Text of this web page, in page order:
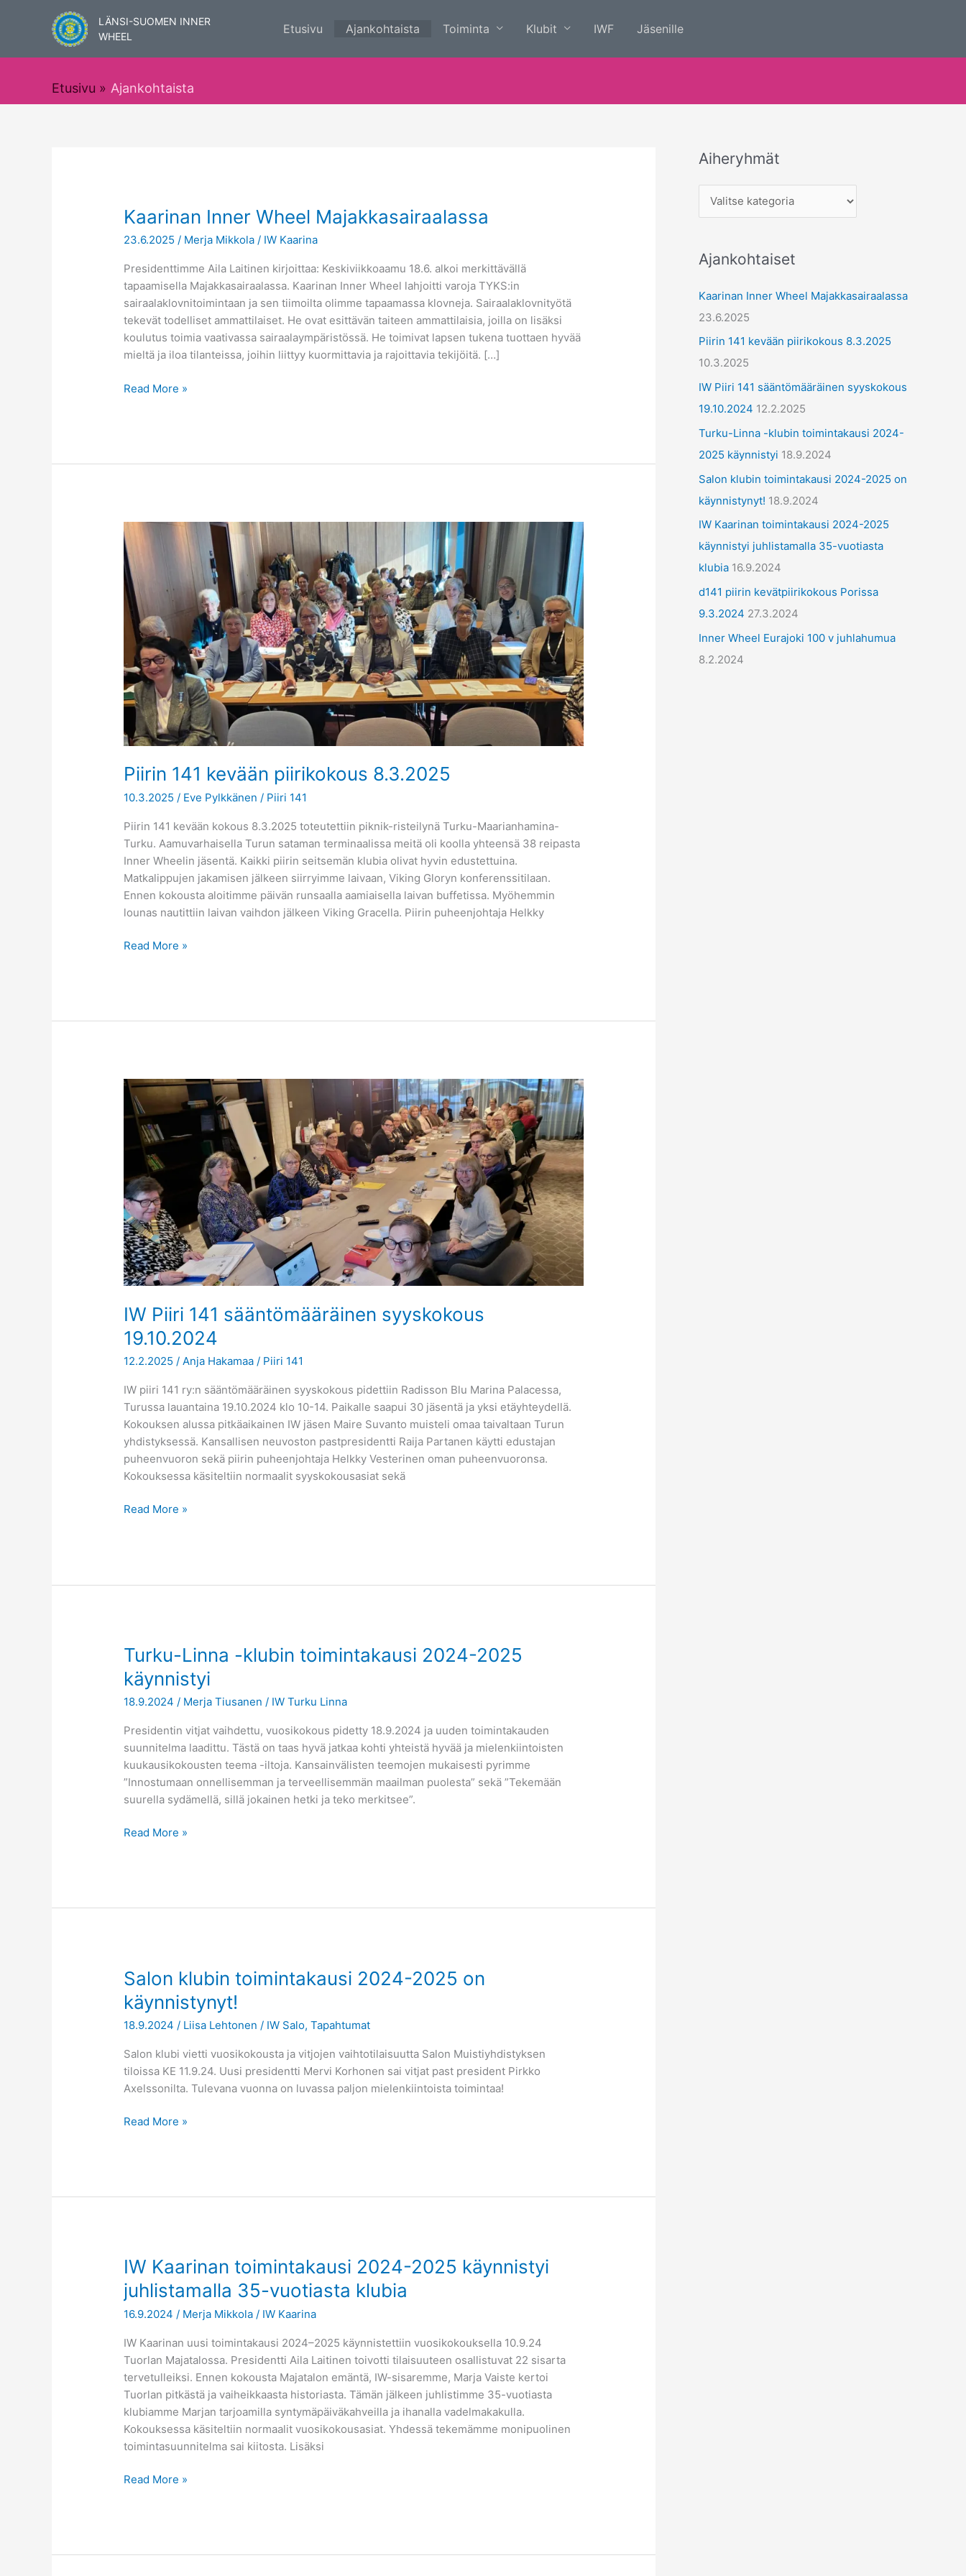
LÄNSI-SUOMEN INNER
WHEEL
Etusivu Ajankohtaista Toiminta Klubit IWF Jäsenille
Etusivu Ajankohtaista
Kaarinan Inner Wheel Majakkasairaalassa
23.6.2025/ Merja Mikkola/ IW Kaarina
Presidenttimme Aila Laitinen kirjoittaa: Keskiviikkoaamu 18.6. alkoi merkittävällä
tapaamisella Majakkasairaalassa. Kaarinan Inner Wheel lahjoitti varoja TYKS:in
sairaalaklovnitoimintaan ja sen tiimoilta olimme tapaamassa klovneja. Sairaalaklovnityötä
tekevät todelliset ammattilaiset. He ovat esittävän taiteen ammattilaisia, joilla on lisäksi
koulutus toimia vaativassa sairaalaympäristössä. He toimivat lapsen tukena tuottaen hyvää
mieltä ja iloa tilanteissa, joihin liittyy kuormittavia ja rajoittavia tekijöitä. […]
Kaarinan
Wheel
Majakkasairaalassa
Read More »
Piirin 141 kevään piirikokous 8.3.2025
10.3.2025 / Eve Pylkkänen / Piiri 141
Piirin 141 kevään kokous 8.3.2025 toteutettiin piknik-risteilynä Turku-Maarianhamina-
Turku. Aamuvarhaisella Turun sataman terminaalissa meitä oli koolla yhteensä 38 reipasta
Inner Wheelin jäsentä. Kaikki piirin seitsemän klubia olivat hyvin edustettuina.
Matkalippujen jakamisen jälkeen siirryimme laivaan, Viking Gloryn konferenssitilaan.
Ennen kokousta aloitimme päivän runsaalla aamiaisella laivan buffetissa. Myöhemmin
lounas nautittiin laivan vaihdon jälkeen Viking Gracella. Piirin puheenjohtaja Helkky
Piirin
141
kevään
piirikokous
8.3.2025
Read More »
IW Piiri 141 sääntömääräinen syyskokous
19.10.2024
12.2.2025/Anja Hakamaa/ Piiri 141
IW piiri 141 ry:n sääntömääräinen syyskokous pidettiin Radisson Blu Marina Palacessa,
Turussa lauantaina 19.10.2024 klo 10-14. Paikalle saapui 30 jäsentä ja yksi etäyhteydellä.
Kokouksen alussa pitkäaikainen IW jäsen Maire Suvanto muisteli omaa taivaltaan Turun
yhdistyksessä. Kansallisen neuvoston pastpresidentti Raija Partanen käytti edustajan
puheenvuoron sekä piirin puheenjohtaja Helkky Vesterinen oman puheenvuoronsa.
Kokouksessa käsiteltiin normaalit syyskokousasiat sekä
IW
Piiri
141
sääntömääräinen
syyskokous
19.10.2024
Read More »
Turku-Linna -klubin toimintakausi 2024-2025
käynnistyi
18.9.2024/ Merja Tiusanen/ IW Turku Linna
Presidentin vitjat vaihdettu, vuosikokous pidetty 18.9.2024 ja uuden toimintakauden
suunnitelma laadittu. Tästä on taas hyvä jatkaa kohti yhteistä hyvää ja mielenkiintoisten
kuukausikokousten teema -iltoja. Kansainvälisten teemojen mukaisesti pyrimme
”Innostumaan onnellisemman ja terveellisemmän maailman puolesta” sekä ”Tekemään
suurella sydämellä, sillä jokainen hetki ja teko merkitsee”.
Turku-
-
klubin
2024-
2025
käynnistyi
Read More »
Salon klubin toimintakausi 2024-2025 on
käynnistynyt!
18.9.2024 / Liisa Lehtonen / IW Salo,Tapahtumat
Salon klubi vietti vuosikokousta ja vitjojen vaihtotilaisuutta Salon Muistiyhdistyksen
tiloissa KE 11.9.24. Uusi presidentti Mervi Korhonen sai vitjat past president Pirkko
Axelssonilta. Tulevana vuonna on luvassa paljon mielenkiintoista toimintaa!
Salon
toimintakausi
2024-
on
käynnistynyt!
Read More »
IW Kaarinan toimintakausi 2024-2025 käynnistyi
juhlistamalla 35-vuotiasta klubia
16.9.2024 / Merja Mikkola / IW Kaarina
IW Kaarinan uusi toimintakausi 2024–2025 käynnistettiin vuosikokouksella 10.9.24
Tuorlan Majatalossa. Presidentti Aila Laitinen toivotti tilaisuuteen osallistuvat 22 sisarta
tervetulleiksi. Ennen kokousta Majatalon emäntä, IW-sisaremme, Marja Vaiste kertoi
Tuorlan pitkästä ja vaiheikkaasta historiasta. Tämän jälkeen juhlistimme 35-vuotiasta
klubiamme Marjan tarjoamilla syntymäpäiväkahveilla ja ihanalla vadelmakakulla.
Kokouksessa käsiteltiin normaalit vuosikokousasiat. Yhdessä tekemämme monipuolinen
toimintasuunnitelma sai kiitosta. Lisäksi
IW
Kaarinan
toimintakausi
2024-
käynnistyi
juhlistamalla
35-
vuotiasta
klubia
Read More »
Aiheryhmät
A
e
y
Ajankohtaiset
Kaarinan Inner Wheel Majakkasairaalassa
23.6.2025
Piirin 141 kevään piirikokous 8.3.2025
10.3.2025
IW Piiri 141 sääntömääräinen syyskokous
19.10.2024 12.2.2025
Turku-Linna -klubin toimintakausi 2024-
2025 käynnistyi 18.9.2024
Salon klubin toimintakausi 2024-2025 on
käynnistynyt! 18.9.2024
IW Kaarinan toimintakausi 2024-2025
käynnistyi juhlistamalla 35-vuotiasta
klubia 16.9.2024
d141 piirin kevätpiirikokous Porissa
9.3.2024 27.3.2024
Inner Wheel Eurajoki 100 v juhlahumua
8.2.2024